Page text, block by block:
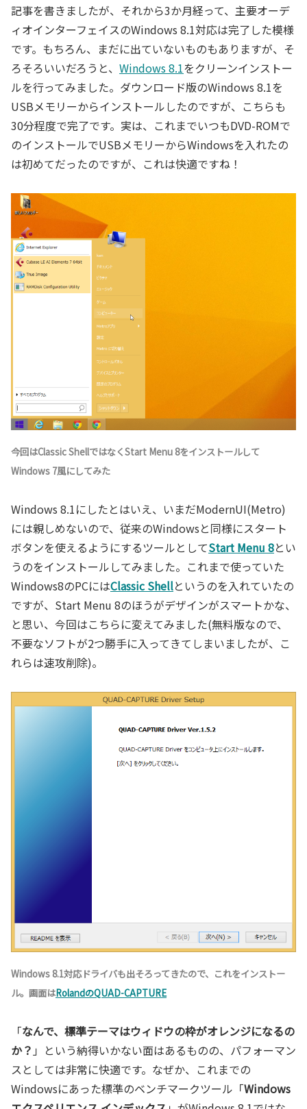
記事を書きましたが、それから3か月経って、主要オーデ
ィオインターフェイスのWindows 8.1対応は完了した模様
です。もちろん、まだに出ていないものもありますが、そ
ろそろいいだろうと、 Windows 8.1をクリーンインストー
ルを行ってみました。ダウンロード版のWindows 8.1を
USBメモリーからインストールしたのですが、こちらも
30分程度で完了です。実は、これまでいつもDVD-ROMで
のインストールでUSBメモリーからWindowsを入れたの
は初めてだったのですが、これは快適ですね！
今回はClassic ShellではなくStart Menu 8をインストールして
Windows 7風にしてみた
Windows 8.1にしたとはいえ、いまだModernUI(Metro)
には親しめないので、従来のWindowsと同様にスタート
ボタンを使えるようにするツールとしてStart Menu 8とい
うのをインストールしてみました。これまで使っていた
Windows8のPCにはClassic Shellというのを入れていたの
ですが、Start Menu 8のほうがデザインがスマートかな、
と思い、今回はこちらに変えてみました(無料版なので、
不要なソフトが2つ勝手に入ってきてしまいましたが、こ
れらは速攻削除)。
Windows 8.1対応ドライバも出そろってきたので、これをインストー
ル。画面はRolandのQUAD-CAPTURE
「なんで、標準テーマはウィドウの枠がオレンジになるの
か？ 」という納得いかない面はあるものの、パフォーマン
スとしては非常に快適です。なぜか、これまでの
Windowsにあった標準のベンチマークツール「Windows